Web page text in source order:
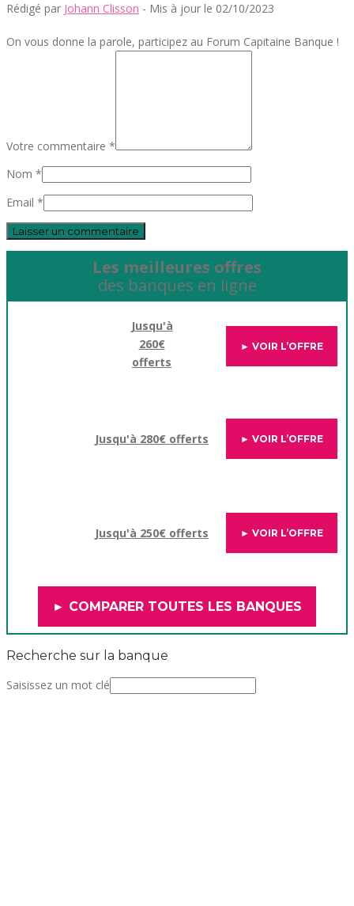
Rédigé par Johann Clisson - Mis à jour le 02/10/2023
On vous donne la parole, participez au Forum Capitaine Banque !
Votre commentaire *
Nom *
Email *
Les meilleures offres
des banques en ligne
Jusqu'à
260€
offerts
► VOIR L’OFFRE
Jusqu'à 280€ offerts ► VOIR L’OFFRE
Jusqu'à 250€ offerts ► VOIR L’OFFRE
► COMPARER TOUTES LES BANQUES
Recherche sur la banque
Saisissez un mot clé